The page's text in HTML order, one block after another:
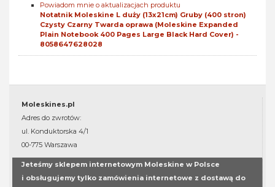
Powiadom mnie o aktualizacjach produktu
Notatnik Moleskine L duży (13x21cm) Gruby (400 stron)
Czysty Czarny Twarda oprawa (Moleskine Expanded
Plain Notebook 400 Pages Large Black Hard Cover) -
8058647628028
Moleskines.pl
Adres do zwrotów:
ul. Konduktorska 4/1
00-775 Warszawa
Jeteśmy sklepem internetowym Moleskine w Polsce
i obsługujemy tylko zamówienia internetowe z dostawą do